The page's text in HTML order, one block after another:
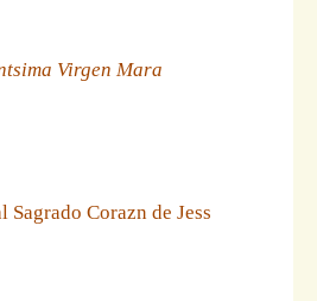
Virgen Mara
Corazn de Jess